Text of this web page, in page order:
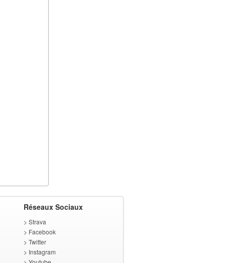
Réseaux Sociaux
> Strava
> Facebook
> Twitter
> Instagram